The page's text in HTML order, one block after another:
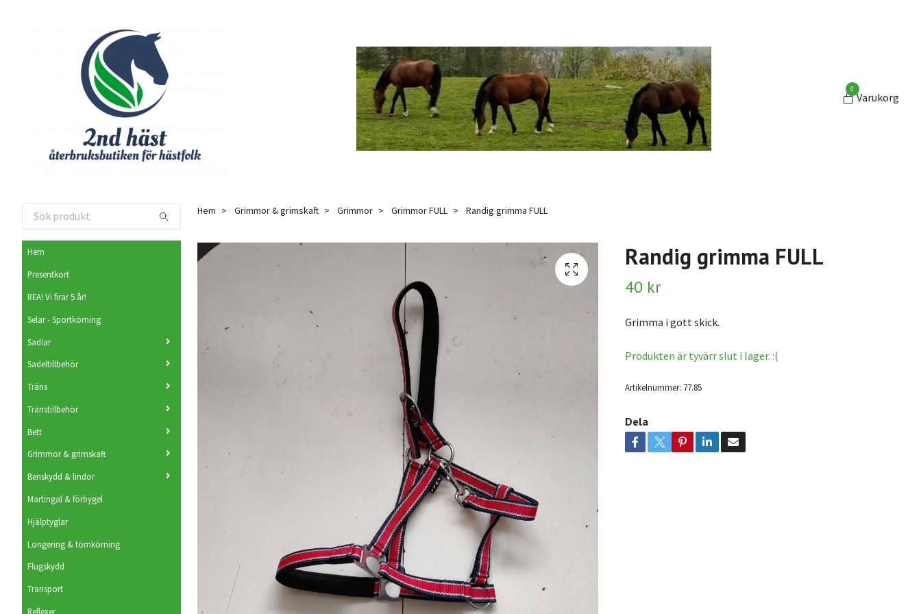
0
Varukorg
Hem
Presentkort
REA! Vi firar 5 år!
Selar - Sportkörning
Sadlar
Sadeltillbehör
Träns
Tränstillbehör
Bett
Grimmor & grimskaft
Benskydd & lindor
Martingal & förbygel
Hjälptyglar
Longering & tömkörning
Flugskydd
Transport
Reflexer
Hem Grimmor & grimskaft Grimmor Grimmor FULL Randig grimma FULL
Randig grimma FULL
40 kr
Grimma i gott skick.
Produkten är tyvärr slut i lager. :(
Artikelnummer: 77.85
Dela